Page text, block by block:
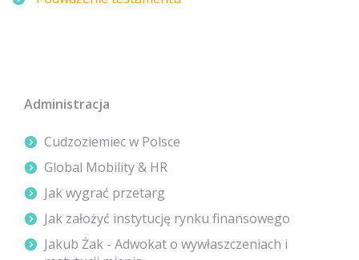
Administracja
Cudzoziemiec w Polsce
Global Mobility & HR
Jak wygrać przetarg
Jak założyć instytucję rynku finansowego
Jakub Żak - Adwokat o wywłaszczeniach i